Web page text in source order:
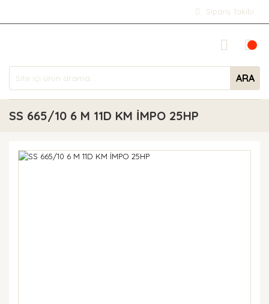
Sipariş Takibi
ARA
SS 665/10 6 M 11D KM İMPO 25HP